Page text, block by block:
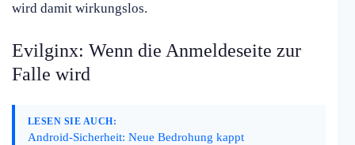
wird damit wirkungslos.
Evilginx: Wenn die Anmeldeseite zur
Falle wird
LESEN SIE AUCH:
Android-Sicherheit: Neue Bedrohung kappt